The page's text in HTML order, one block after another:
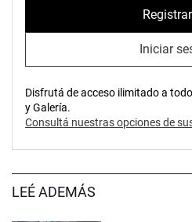
Iniciar
Disfrutá de acceso ilimitado a
y Galería.
Consultá nuestras opciones de
LEÉ ADEMÁS